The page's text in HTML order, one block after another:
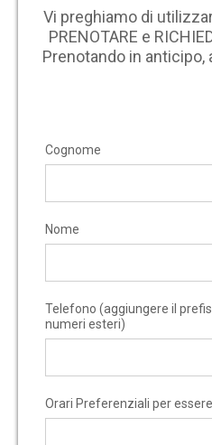
Vi preghiamo di
PRENOTARE e
Prenotando in anticipo,
Cognome
Nome
Telefono (aggiungere il
numeri esteri)
Orari Preferenziali per